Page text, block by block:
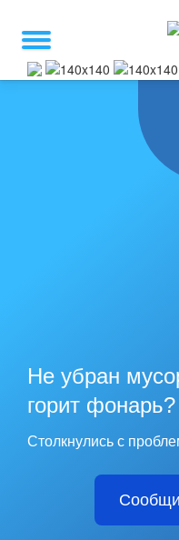
Не убран
горит фонарь?
Столкнулись с